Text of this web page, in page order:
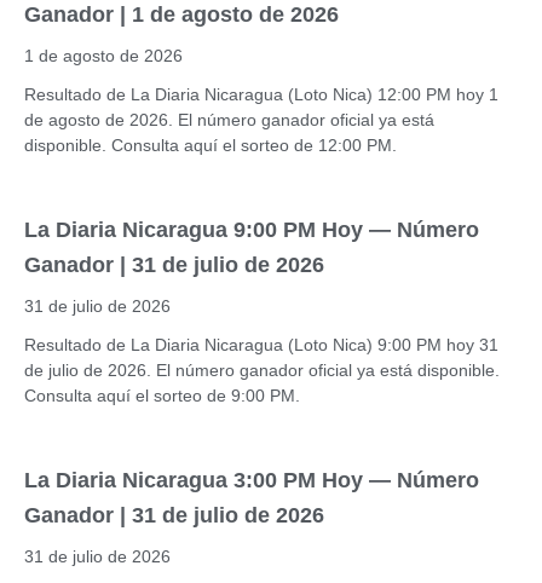
Ganador | 1 de agosto de 2026
1 de agosto de 2026
Resultado de La Diaria Nicaragua (Loto Nica) 12:00 PM hoy 1
de agosto de 2026. El número ganador oficial ya está
disponible. Consulta aquí el sorteo de 12:00 PM.
La Diaria Nicaragua 9:00 PM Hoy — Número
Ganador | 31 de julio de 2026
31 de julio de 2026
Resultado de La Diaria Nicaragua (Loto Nica) 9:00 PM hoy 31
de julio de 2026. El número ganador oficial ya está disponible.
Consulta aquí el sorteo de 9:00 PM.
La Diaria Nicaragua 3:00 PM Hoy — Número
Ganador | 31 de julio de 2026
31 de julio de 2026